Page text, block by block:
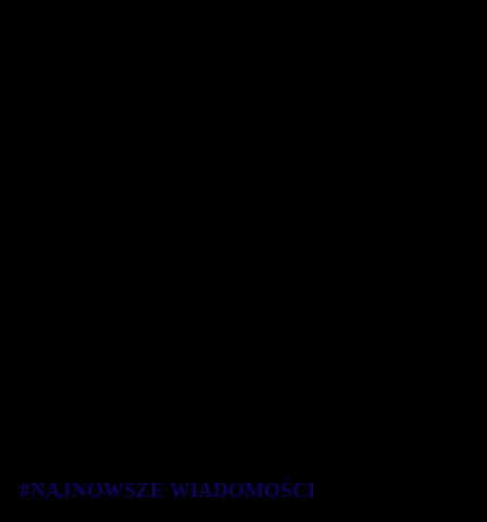
#NAJNOWSZE WIADOMOŚCI